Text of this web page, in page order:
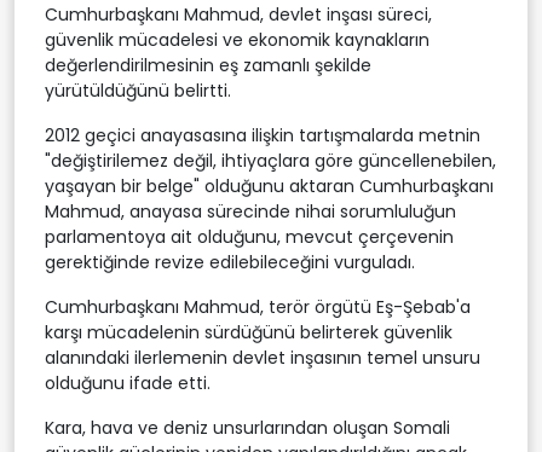
Cumhurbaşkanı Mahmud, devlet inşası süreci,
güvenlik mücadelesi ve ekonomik kaynakların
değerlendirilmesinin eş zamanlı şekilde
yürütüldüğünü belirtti.
2012 geçici anayasasına ilişkin tartışmalarda metnin
"değiştirilemez değil, ihtiyaçlara göre güncellenebilen,
yaşayan bir belge" olduğunu aktaran Cumhurbaşkanı
Mahmud, anayasa sürecinde nihai sorumluluğun
parlamentoya ait olduğunu, mevcut çerçevenin
gerektiğinde revize edilebileceğini vurguladı.
Cumhurbaşkanı Mahmud, terör örgütü Eş-Şebab'a
karşı mücadelenin sürdüğünü belirterek güvenlik
alanındaki ilerlemenin devlet inşasının temel unsuru
olduğunu ifade etti.
Kara, hava ve deniz unsurlarından oluşan Somali